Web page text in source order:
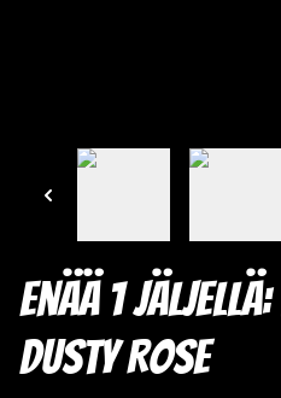
Enää 1 jäljellä:
Dusty Rose